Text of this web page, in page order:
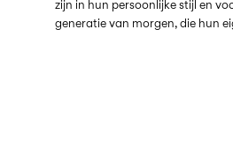
zijn in hun persoonlijke stijl en
generatie van morgen, die hun